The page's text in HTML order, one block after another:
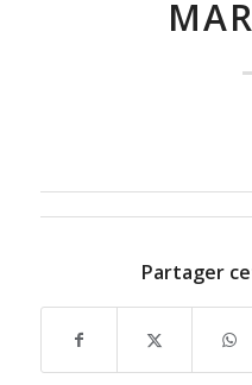
Partager